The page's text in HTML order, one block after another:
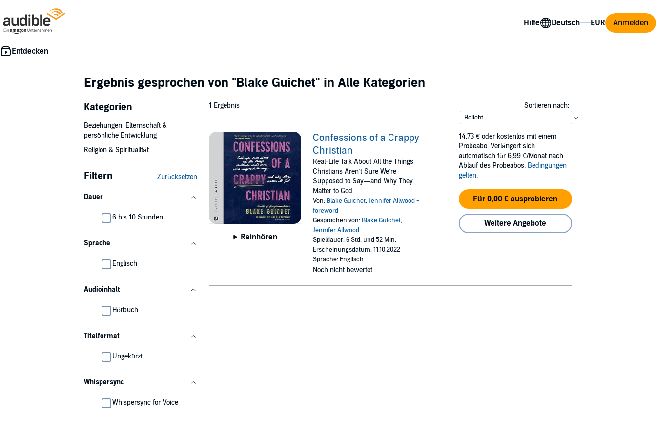
Hilfe Anmelden
Ergebnis gesprochen von "Blake Guichet" in Alle Kategorien
Kategorien
Beziehungen, Elternschaft &
persönliche Entwicklung
Religion & Spiritualität
Filtern Zurücksetzen
Dauer
6 bis 10 Stunden
Sprache
Englisch
Audioinhalt
Hörbuch
Titelformat
Ungekürzt
Whispersync
Whispersync for Voice
1 Ergebnis Sortieren nach:
Reinhören
Confessions of a Crappy
Christian
Real-Life Talk About All the Things
Christians Aren’t Sure We’re
Supposed to Say—and Why They
Matter to God
Von: Blake Guichet,Jennifer Allwood -
foreword
Gesprochen von: Blake Guichet,
Jennifer Allwood
Spieldauer: 6 Std. und 52 Min.
Erscheinungsdatum: 11.10.2022
Sprache: Englisch
Noch nicht bewertet
14,73 € oder kostenlos mit einem
Probeabo. Verlängert sich
automatisch für 6,99 €/Monat nach
Ablauf des Probeabos. Bedingungen
gelten.
Für 0,00 € ausprobieren
Weitere Angebote